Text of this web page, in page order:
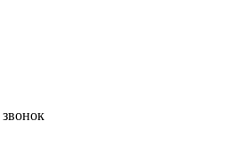
звонок